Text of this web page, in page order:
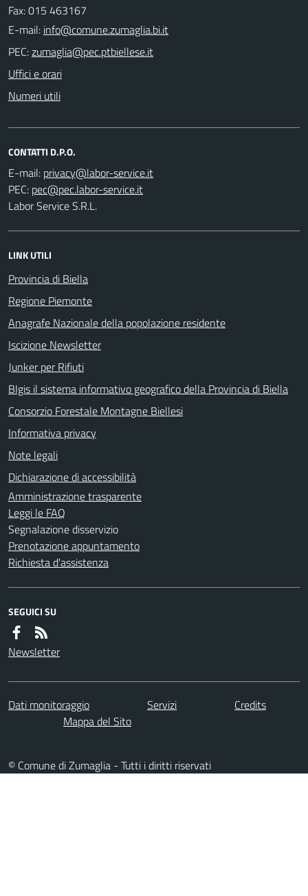
Fax: 015 463167
E-mail:
PEC:
Uffici e orari
Numeri utili
CONTATTI D.P.O.
E-mail:
PEC:
Labor Service S.R.L.
LINK UTILI
Provincia di Biella
Regione Piemonte
Anagrafe Nazionale della popolazione residente
Iscizione Newsletter
Junker per Rifiuti
BIgis il sistema informativo geografico della Provincia di Biella
Consorzio Forestale Montagne Biellesi
Informativa privacy
Note legali
Dichiarazione di accessibilità
Amministrazione trasparente
Leggi le FAQ
Segnalazione disservizio
Prenotazione appuntamento
Richiesta d'assistenza
SEGUICI SU
Newsletter
Dati monitoraggio Servizi
Credits
Mappa del Sito
© Comune di Zumaglia - Tutti i diritti riservati